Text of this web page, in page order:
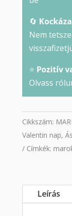
🔄
Nem
⭐ Pozitív
Olvass
Cikkszám:
Valentin nap,
Címkék:
Leírás